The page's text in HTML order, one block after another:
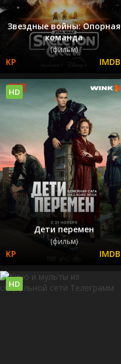
Звездные войны: Опорная
команда
(фильм)
Дети перемен
(фильм)
HD
HD